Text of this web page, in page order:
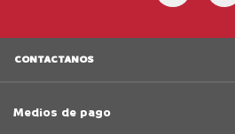
CONTACTANOS
Medios de pago